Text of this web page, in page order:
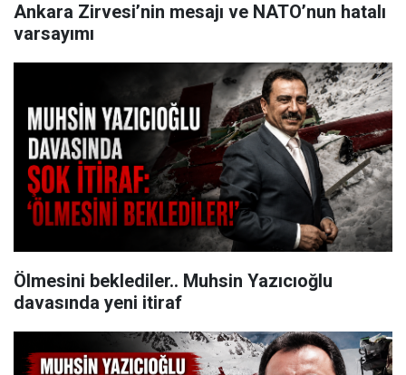
Ankara Zirvesi’nin mesajı ve NATO’nun hatalı
varsayımı
Ölmesini beklediler.. Muhsin Yazıcıoğlu
davasında yeni itiraf